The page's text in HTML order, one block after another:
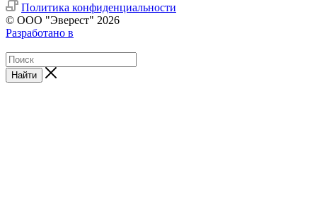
Политика конфиденциальности
© ООО "Эверест" 2026
Разработано в
Найти